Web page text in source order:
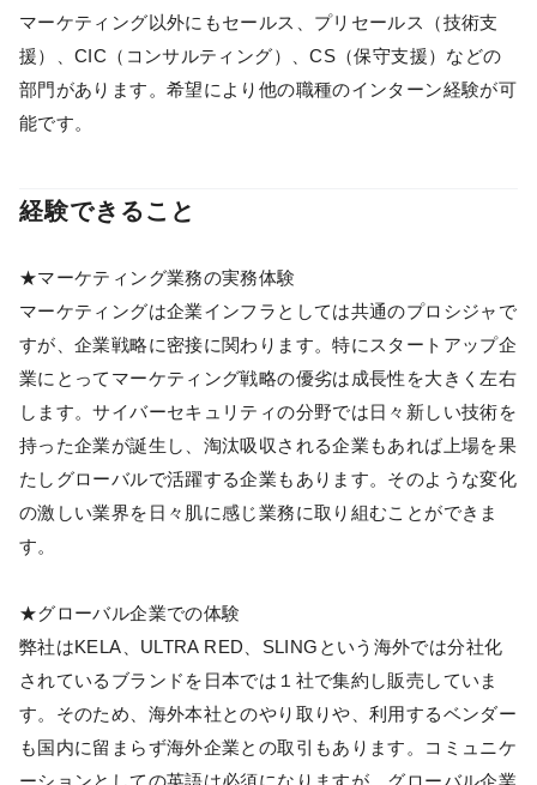
マーケティング以外にもセールス、プリセールス（技術支
援）、CIC（コンサルティング）、CS（保守支援）などの
部門があります。希望により他の職種のインターン経験が可
能です。
経験できること
★マーケティング業務の実務体験
マーケティングは企業インフラとしては共通のプロシジャで
すが、企業戦略に密接に関わります。特にスタートアップ企
業にとってマーケティング戦略の優劣は成長性を大きく左右
します。サイバーセキュリティの分野では日々新しい技術を
持った企業が誕生し、淘汰吸収される企業もあれば上場を果
たしグローバルで活躍する企業もあります。そのような変化
の激しい業界を日々肌に感じ業務に取り組むことができま
す。
★グローバル企業での体験
弊社はKELA、ULTRA RED、SLINGという海外では分社化
されているブランドを日本では１社で集約し販売していま
す。そのため、海外本社とのやり取りや、利用するベンダー
も国内に留まらず海外企業との取引もあります。コミュニケ
ーションとしての英語は必須になりますが、グローバル企業